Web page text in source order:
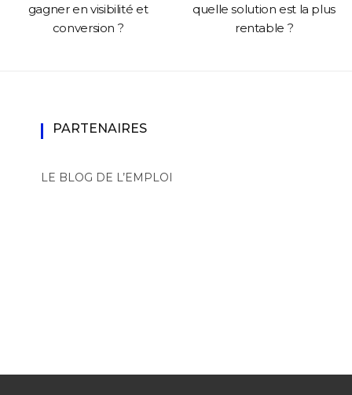
gagner en visibilité et
conversion ?
quelle solution est la plus
rentable ?
PARTENAIRES
LE BLOG DE L’EMPLOI